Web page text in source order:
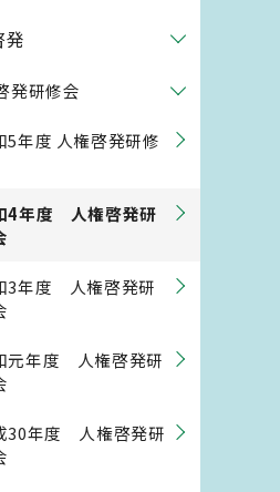
発
発研修会
5年度 人権啓発研修
4年度 人権啓発研
3年度 人権啓発研
元年度 人権啓発研
30年度 人権啓発研